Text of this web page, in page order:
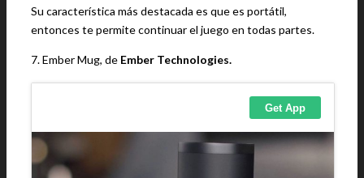
Su característica más destacada es que es portátil,
entonces te permite continuar el juego en todas partes.
7. Ember Mug, de Ember Technologies.